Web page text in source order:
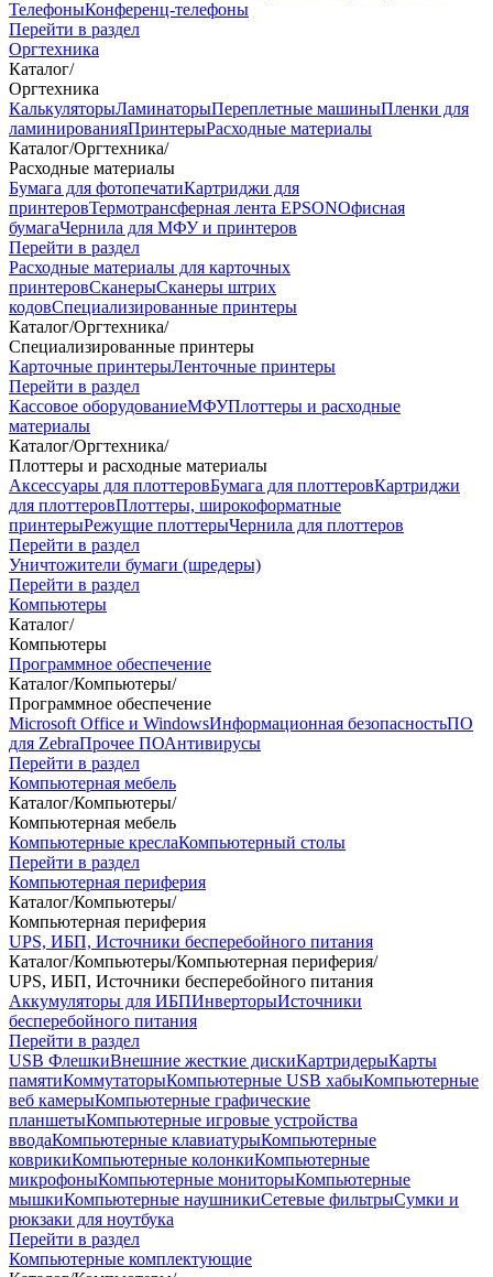
ТелефоныКонференц-телефоны
Перейти в раздел
Оргтехника
Каталог/
Оргтехника
КалькуляторыЛаминаторыПереплетные машиныПленки для
ламинированияПринтерыРасходные материалы
Каталог/Оргтехника/
Расходные материалы
Бумага для фотопечатиКартриджи для
принтеровТермотрансферная лента EPSONОфисная
бумагаЧернила для МФУ и принтеров
Перейти в раздел
Расходные материалы для карточных
принтеровСканерыСканеры штрих
кодовСпециализированные принтеры
Каталог/Оргтехника/
Специализированные принтеры
Карточные принтерыЛенточные принтеры
Перейти в раздел
Кассовое оборудованиеМФУПлоттеры и расходные
материалы
Каталог/Оргтехника/
Плоттеры и расходные материалы
Аксессуары для плоттеровБумага для плоттеровКартриджи
для плоттеровПлоттеры, широкоформатные
принтерыРежущие плоттерыЧернила для плоттеров
Перейти в раздел
Уничтожители бумаги (шредеры)
Перейти в раздел
Компьютеры
Каталог/
Компьютеры
Программное обеспечение
Каталог/Компьютеры/
Программное обеспечение
Microsoft Office и WindowsИнформационная безопасностьПО
для ZebraПрочее ПОАнтивирусы
Перейти в раздел
Компьютерная мебель
Каталог/Компьютеры/
Компьютерная мебель
Компьютерные креслаКомпьютерный столы
Перейти в раздел
Компьютерная периферия
Каталог/Компьютеры/
Компьютерная периферия
UPS, ИБП, Источники бесперебойного питания
Каталог/Компьютеры/Компьютерная периферия/
UPS, ИБП, Источники бесперебойного питания
Аккумуляторы для ИБПИнверторыИсточники
бесперебойного питания
Перейти в раздел
USB ФлешкиВнешние жесткие дискиКартридерыКарты
памятиКоммутаторыКомпьютерные USB хабыКомпьютерные
веб камерыКомпьютерные графические
планшетыКомпьютерные игровые устройства
вводаКомпьютерные клавиатурыКомпьютерные
коврикиКомпьютерные колонкиКомпьютерные
микрофоныКомпьютерные мониторыКомпьютерные
мышкиКомпьютерные наушникиСетевые фильтрыСумки и
рюкзаки для ноутбука
Перейти в раздел
Компьютерные комплектующие